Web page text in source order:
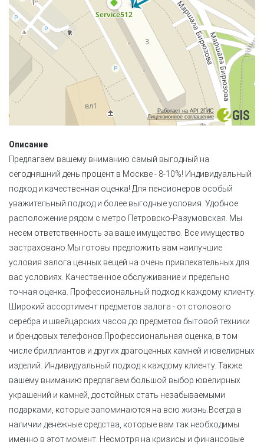
Работает на API 2ГИС
Лицензионное соглашение
Описание
Предлагаем вашему вниманию самый выгодный на
сегодняшний день процент в Москве - 8-10%! Индивидуальный
подход и качественная оценка! Для пенсионеров особый
уважительный подход и более выгодные условия. Удобное
расположение рядом с метро Петровско-Разумовская. Мы
несем ответственность за ваше имущество. Все имущество
застраховано.Мы готовы предложить вам наилучшие
условия залога ценных вещей на очень привлекательных для
вас условиях. Качественное обслуживание и предельно
точная оценка. Профессиональный подход к каждому клиенту.
Широкий ассортимент предметов залога - от столового
серебра и швейцарских часов до предметов бытовой техники
и брендовых телефонов.Профессиональная оценка, в том
числе бриллиантов и других драгоценных камней и ювелирных
изделий. Индивидуальный подход к каждому клиенту. Также
вашему вниманию предлагаем большой выбор ювелирных
украшений и камней, достойных стать незабываемыми
подарками, которые запоминаются на всю жизнь.Всегда в
наличии денежные средства, которые вам так необходимы
именно в этот момент. Несмотря на кризисы и финансовые